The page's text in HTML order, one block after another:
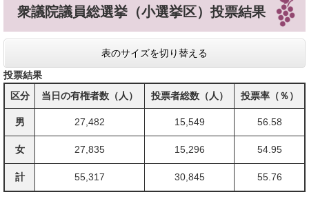
衆議院議員総選挙（小選挙区）投票結果
表のサイズを切り替える
投票結果
区分
当日の有権者数（人） 投票者総数（人） 投票率（％）
男 27,482 15,549 56.58
女 27,835 15,296 54.95
計 55,317 30,845 55.76